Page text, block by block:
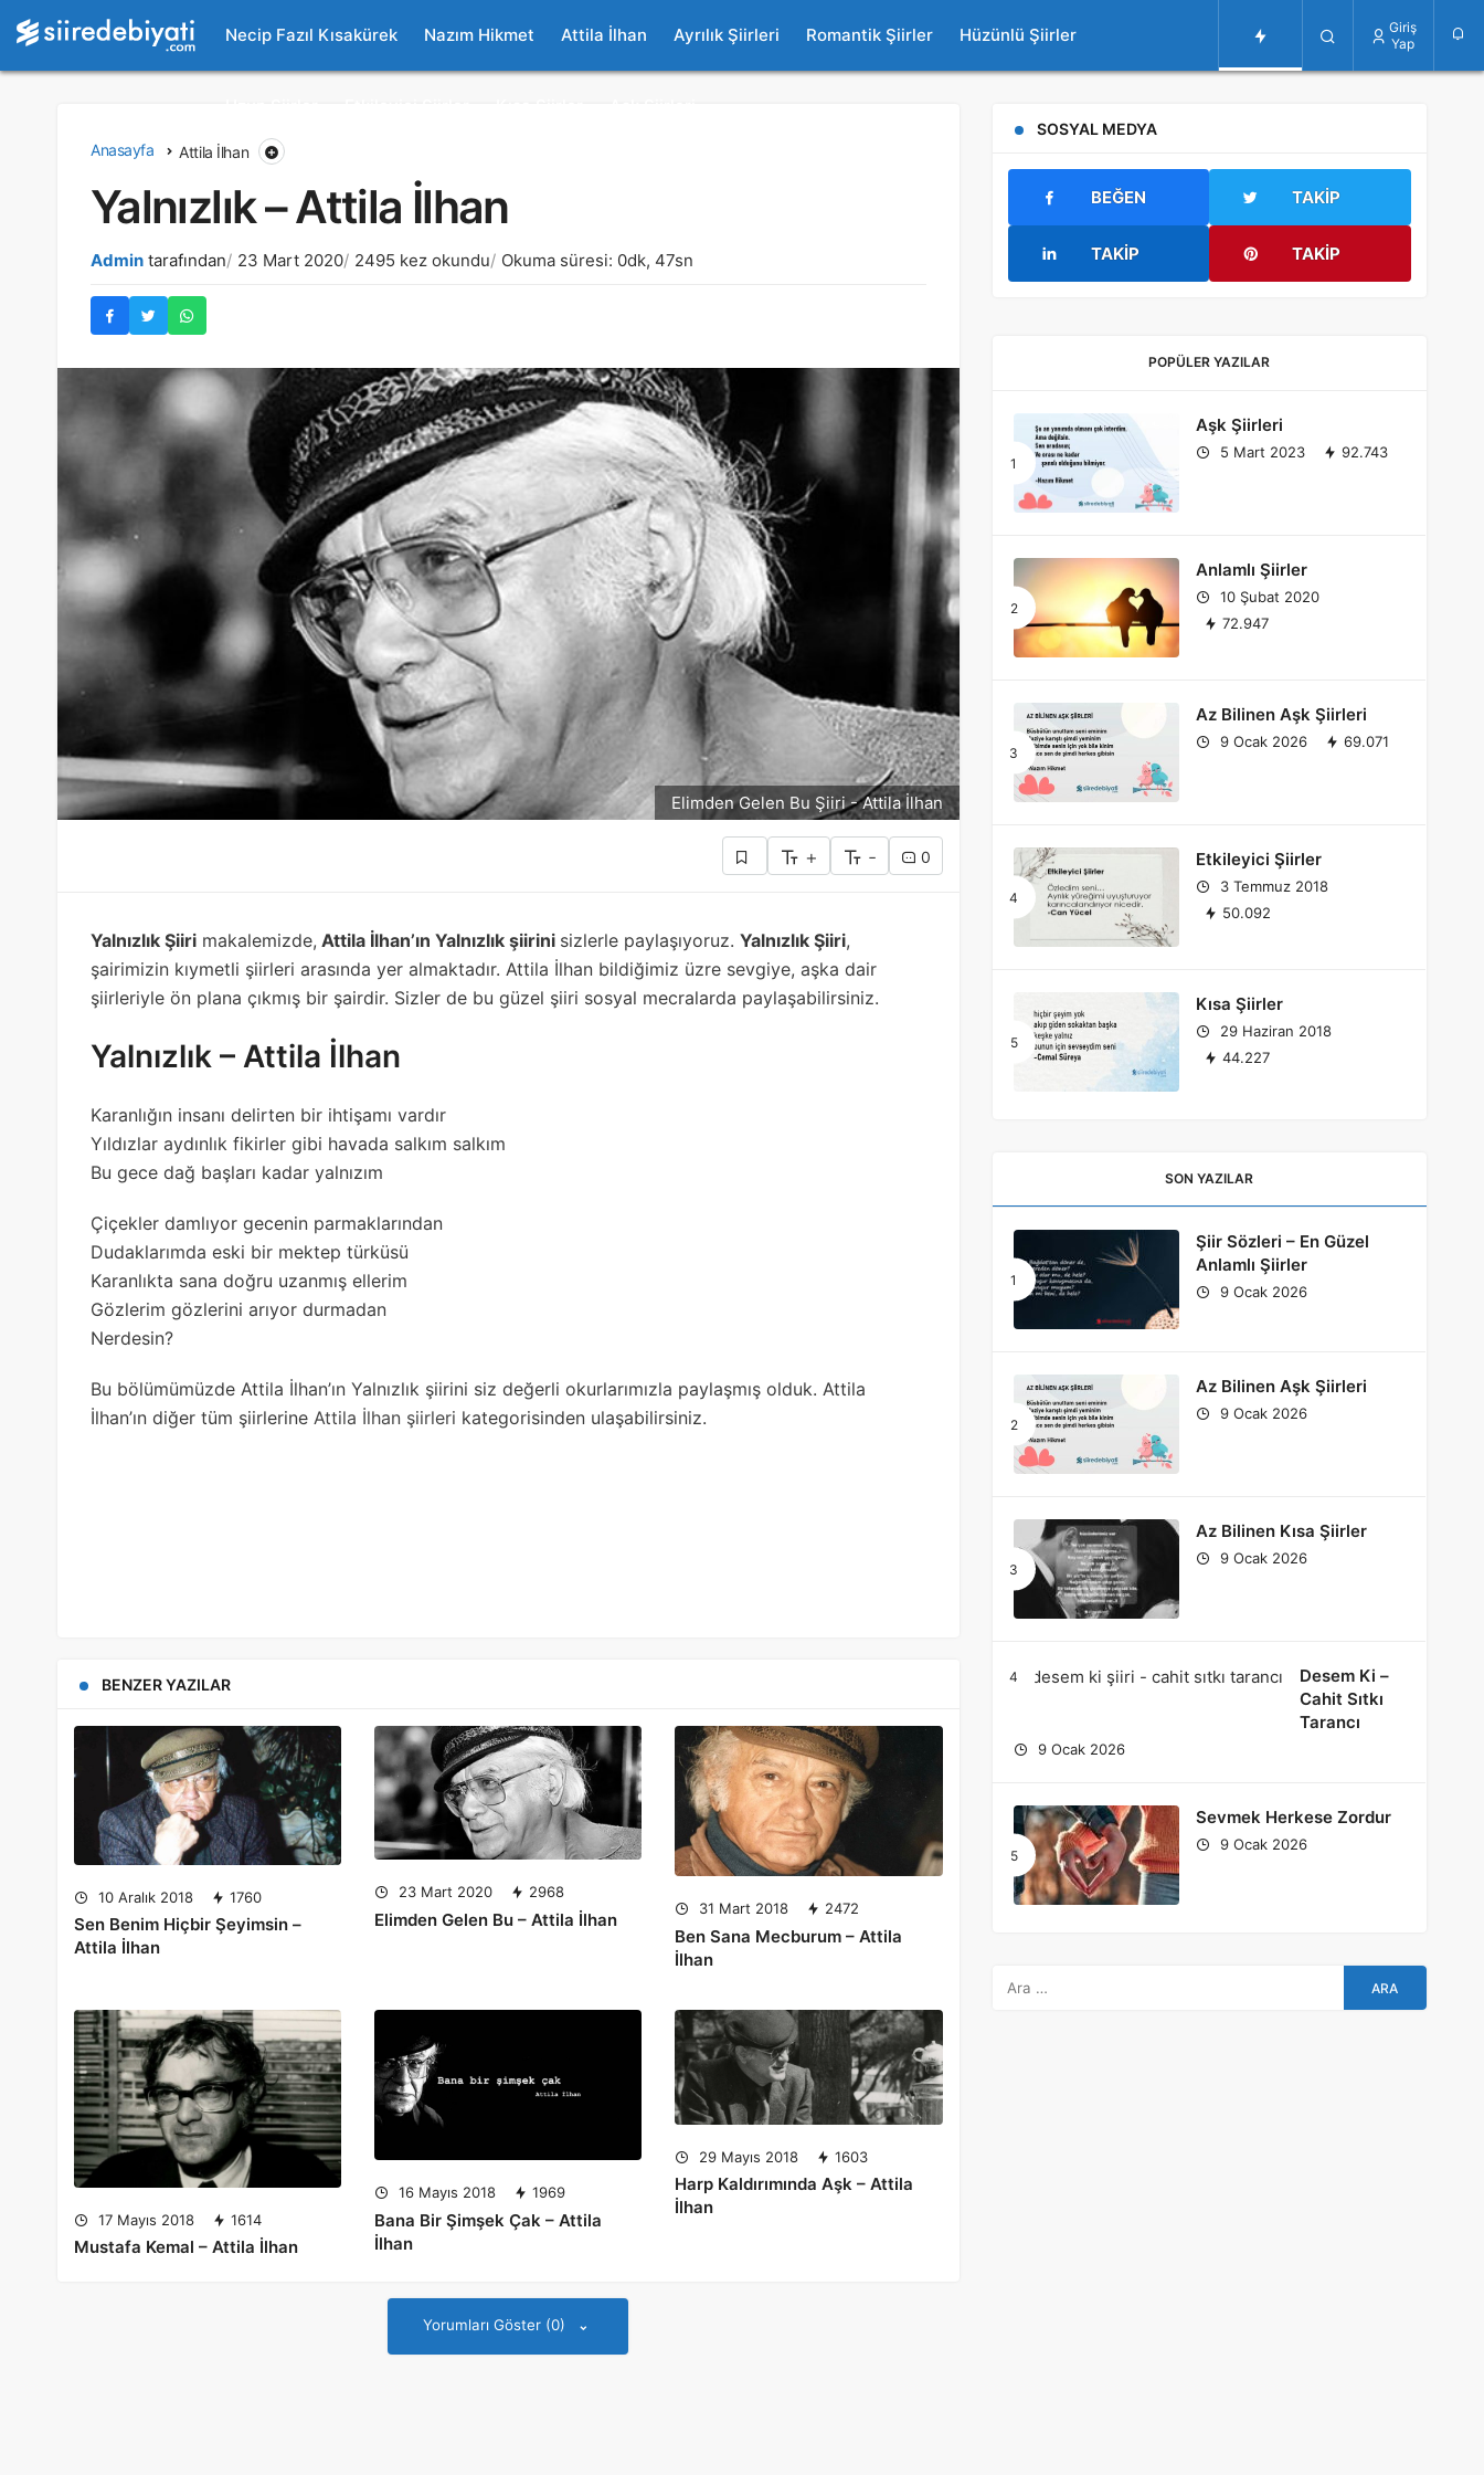
Necip Fazıl Kısakürek Nazım Hikmet Attila İlhan Ayrılık Şiirleri Romantik Şiirler Hüzünlü Şiirler
Giriş
Yap
Anasayfa Attila İlhan
Yalnızlık – Attila İlhan
Admin tarafından 23 Mart 2020 2495 kez okundu Okuma süresi: 0dk, 47sn
Elimden Gelen Bu Şiiri - Attila İlhan
+ - 0
Yalnızlık Şiiri makalemizde, Attila İlhan’ın Yalnızlık şiirini sizlerle paylaşıyoruz. Yalnızlık Şiiri,
şairimizin kıymetli şiirleri arasında yer almaktadır. Attila İlhan bildiğimiz üzre sevgiye, aşka dair
şiirleriyle ön plana çıkmış bir şairdir. Sizler de bu güzel şiiri sosyal mecralarda paylaşabilirsiniz.
Yalnızlık – Attila İlhan
Karanlığın insanı delirten bir ihtişamı vardır
Yıldızlar aydınlık fikirler gibi havada salkım salkım
Bu gece dağ başları kadar yalnızım
Çiçekler damlıyor gecenin parmaklarından
Dudaklarımda eski bir mektep türküsü
Karanlıkta sana doğru uzanmış ellerim
Gözlerim gözlerini arıyor durmadan
Nerdesin?
Bu bölümümüzde Attila İlhan’ın Yalnızlık şiirini siz değerli okurlarımızla paylaşmış olduk. Attila
İlhan’ın diğer tüm şiirlerine Attila İlhan şiirleri kategorisinden ulaşabilirsiniz.
BENZER YAZILAR
10 Aralık 2018 1760
Sen Benim Hiçbir Şeyimsin –
Attila İlhan
23 Mart 2020 2968
Elimden Gelen Bu – Attila İlhan
31 Mart 2018 2472
Ben Sana Mecburum – Attila
İlhan
17 Mayıs 2018 1614
Mustafa Kemal – Attila İlhan
16 Mayıs 2018 1969
Bana Bir Şimşek Çak – Attila
İlhan
29 Mayıs 2018 1603
Harp Kaldırımında Aşk – Attila
İlhan
Yorumları Göster (0)
SOSYAL MEDYA
BEĞEN TAKIP
TAKIP TAKIP
POPÜLER YAZILAR
Aşk Şiirleri
5 Mart 2023 92.743
Anlamlı Şiirler
10 Şubat 2020
72.947
Az Bilinen Aşk Şiirleri
9 Ocak 2026 69.071
Etkileyici Şiirler
3 Temmuz 2018
50.092
Kısa Şiirler
29 Haziran 2018
44.227
SON YAZILAR
Şiir Sözleri – En Güzel
Anlamlı Şiirler
9 Ocak 2026
Az Bilinen Aşk Şiirleri
9 Ocak 2026
Az Bilinen Kısa Şiirler
9 Ocak 2026
Desem Ki –
Cahit Sıtkı
Tarancı
9 Ocak 2026
Sevmek Herkese Zordur
9 Ocak 2026